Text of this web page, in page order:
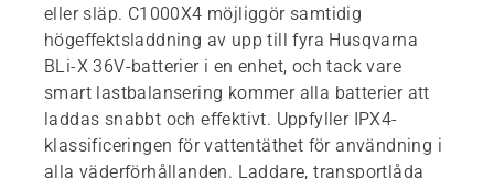
eller släp. C1000X4 möjliggör samtidig
högeffektsladdning av upp till fyra Husqvarna
BLi-X 36V-batterier i en enhet, och tack vare
smart lastbalansering kommer alla batterier att
laddas snabbt och effektivt. Uppfyller IPX4-
klassificeringen för vattentäthet för användning i
alla väderförhållanden. Laddare, transportlåda